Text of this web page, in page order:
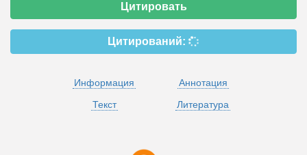
Цитировать
Цитирований:
Информация
Аннотация
Текст
Литература